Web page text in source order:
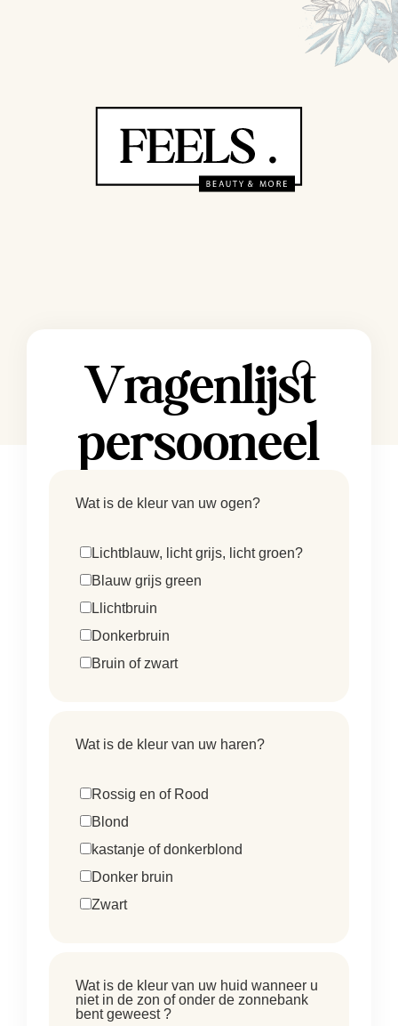
Vragenlijst
persooneel
Wat is de kleur van uw ogen?
Lichtblauw, licht grijs, licht groen?
Blauw grijs green
Llichtbruin
Donkerbruin
Bruin of zwart
Wat is de kleur van uw haren?
Rossig en of Rood
Blond
kastanje of donkerblond
Donker bruin
Zwart
Wat is de kleur van uw huid wanneer u
niet in de zon of onder de zonnebank
bent geweest ?